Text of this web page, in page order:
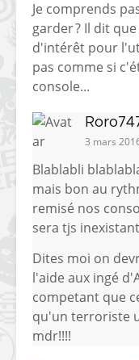
Je comprends
garder ? Il dit
d'intérêt pour
pas comme si
console...
3 mars
Blablabli
mais bon au
remisé nos
sera tjs
Dites moi on
l'aide aux ingé
competant que
qu'un terroriste
mdr!!!!